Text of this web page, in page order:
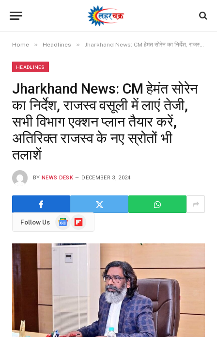
Home » Headlines » Jharkhand News: CM हेमंत सोरेन का निर्देश, राजस्व वसूली में लाएं तेजी, सभी विभाग एक्शन प्लान तैयार करें, अतिरिक्त राजस्व के नए स्रोतों भी तलाशें
HEADLINES
Jharkhand News: CM हेमंत सोरेन
का निर्देश, राजस्व वसूली में लाएं तेजी,
सभी विभाग एक्शन प्लान तैयार करें,
अतिरिक्त राजस्व के नए स्रोतों भी
तलाशें
BY NEWS DESK DECEMBER 3, 2024
Follow Us
GoogleFlipboard